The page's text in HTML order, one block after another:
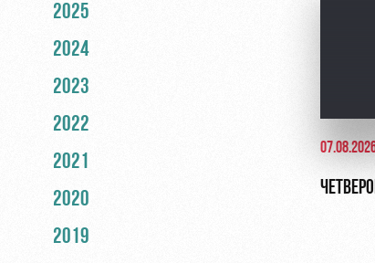
2025
2024
2023
2022
2021
2020
2019